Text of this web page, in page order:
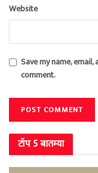
Website
Save my name,
comment.
टॉप 5 बातम्या